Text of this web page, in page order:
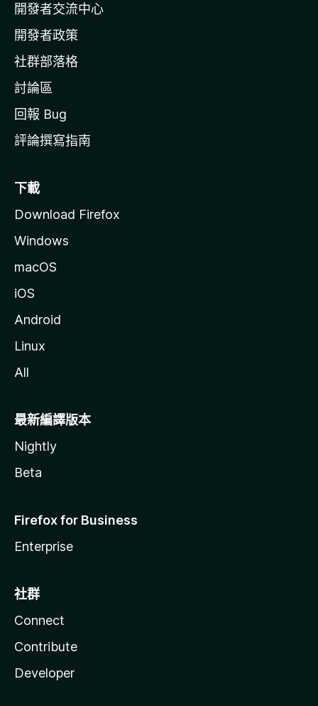
官
網
開發者交流中心
開發者政策
社群部落格
討論區
回報 Bug
評論撰寫指南
下載
Download Firefox
Windows
macOS
iOS
Android
Linux
All
最新編譯版本
Nightly
Beta
Firefox for Business
Enterprise
社群
Connect
Contribute
Developer